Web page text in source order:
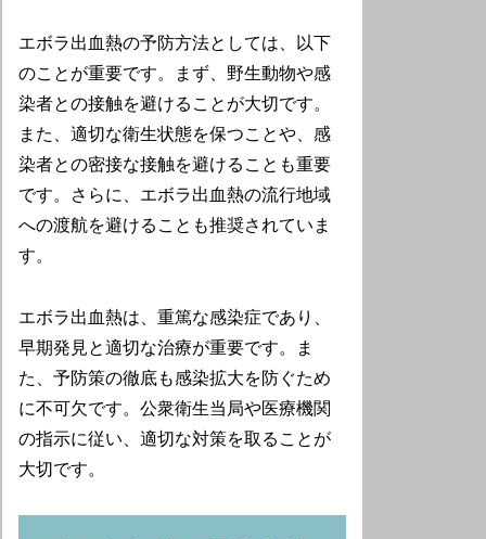
エボラ出血熱の予防方法としては、以下
のことが重要です。まず、野生動物や感
染者との接触を避けることが大切です。
また、適切な衛生状態を保つことや、感
染者との密接な接触を避けることも重要
です。さらに、エボラ出血熱の流行地域
への渡航を避けることも推奨されていま
す。
エボラ出血熱は、重篤な感染症であり、
早期発見と適切な治療が重要です。ま
た、予防策の徹底も感染拡大を防ぐため
に不可欠です。公衆衛生当局や医療機関
の指示に従い、適切な対策を取ることが
大切です。